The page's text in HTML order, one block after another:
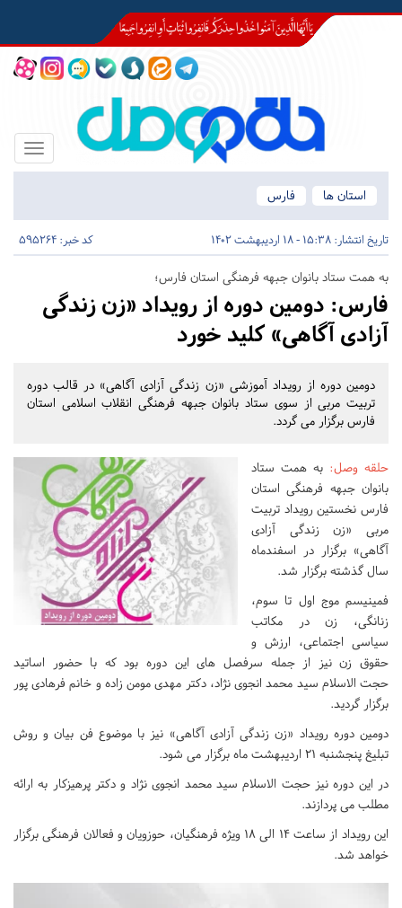
Toggle
استان ها
فارس
تاریخ انتشار: 15:38 - 18 اردیبهشت 1402 کد خبر: 595264
به همت ستاد بانوان جبهه فرهنگی استان فارس؛
فارس: دومین دوره از رویداد «زن زندگی
آزادی آگاهی» کلید خورد
دومین دوره از رویداد آموزشی «زن زندگی آزادی آگاهی» در قالب دوره
تربیت مربی از سوی ستاد بانوان جبهه فرهنگی انقلاب اسلامی استان
فارس برگزار می گردد.
حلقه وصل: به همت ستاد
بانوان جبهه فرهنگی استان
فارس نخستین رویداد تربیت
مربی «زن زندگی آزادی
آگاهی» برگزار در اسفندماه
سال گذشته برگزار شد.
فمینیسم موج اول تا سوم،
زنانگی، زن در مکاتب
سیاسی اجتماعی، ارزش و
حقوق زن نیز از جمله سرفصل های این دوره بود که با حضور اساتید
حجت الاسلام سید محمد انجوی نژاد، دکتر مهدی مومن زاده و خانم فرهادی پور
برگزار گردید.
دومین دوره رویداد «زن زندگی آزادی آگاهی» نیز با موضوع فن بیان و روش
تبلیغ پنجشنبه 21 اردیبهشت ماه برگزار می شود.
در این دوره نیز حجت الاسلام سید محمد انجوی نژاد و دکتر پرهیزکار به ارائه
مطلب می پردازند.
این رویداد از ساعت 14 الی 18 ویژه فرهنگیان، حوزویان و فعالان فرهنگی برگزار
خواهد شد.